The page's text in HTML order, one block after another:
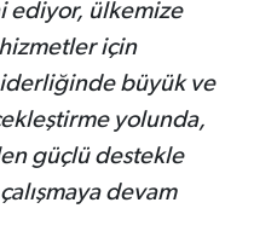
ediyor, ülkemize
hizmetler için
büyük ve
yolunda,
güçlü destekle
devam